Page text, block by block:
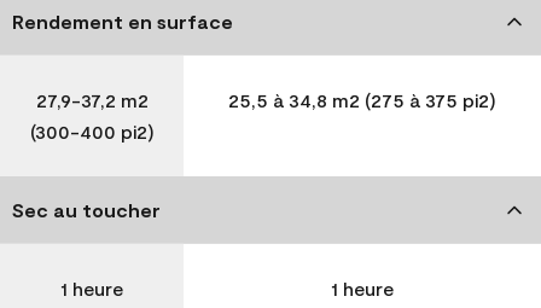
Rendement en surface
27,9-37,2 m2
(300-400 pi2)
25,5 à 34,8 m2 (275 à 375 pi2)
Sec au toucher
1 heure 1 heure